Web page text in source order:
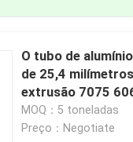
O tubo de
de 25,4
extrusão 7075
moinho terminou
MOQ：5 toneladas
Preço：Negotiate